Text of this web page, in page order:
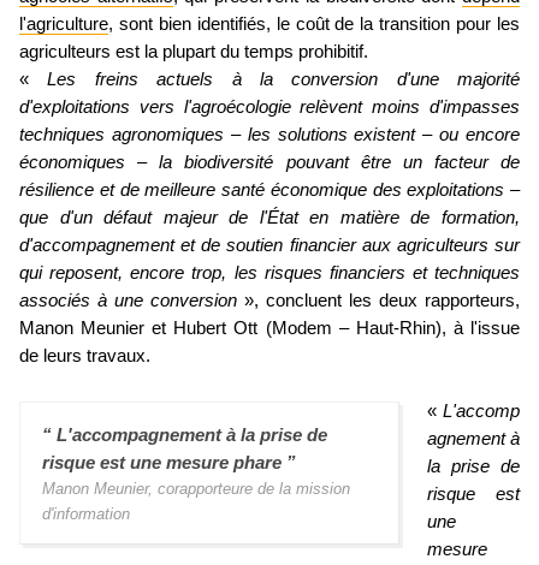
l'agriculture, sont bien identifiés, le coût de la transition pour les
agriculteurs est la plupart du temps prohibitif.
«Les freins actuels à la conversion d'une majorité
d'exploitations vers l'agroécologie relèvent moins d'impasses
techniques agronomiques – les solutions existent – ou encore
économiques – la biodiversité pouvant être un facteur de
résilience et de meilleure santé économique des exploitations –
que d'un défaut majeur de l'État en matière de formation,
d'accompagnement et de soutien financier aux agriculteurs sur
qui reposent, encore trop, les risques financiers et techniques
associés à une conversion », concluent les deux rapporteurs,
Manon Meunier et Hubert Ott (Modem – Haut-Rhin), à l'issue
de leurs travaux.
“ L'accompagnement à la prise de
risque est une mesure phare ”
Manon Meunier, corapporteure de la mission
d'information
« L'accomp
agnement à
la prise de
risque est
une
mesure